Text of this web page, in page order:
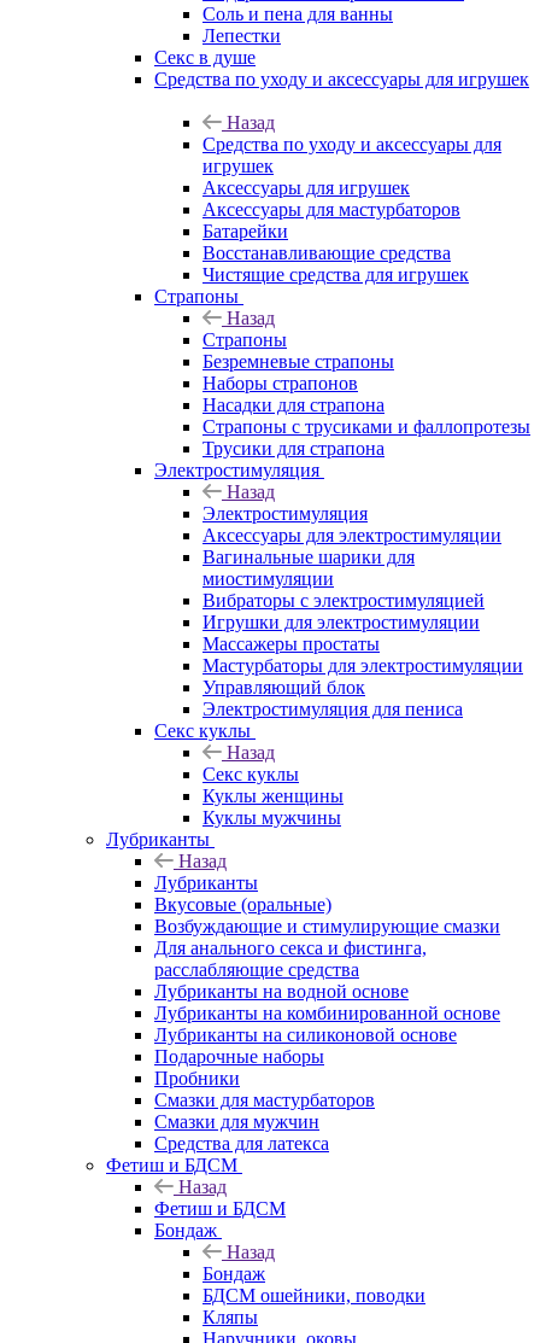
Соль и пена для ванны
Лепестки
Секс в душе
Средства по уходу и аксессуары для игрушек
Назад
Средства по уходу и аксессуары для
игрушек
Аксессуары для игрушек
Аксессуары для мастурбаторов
Батарейки
Восстанавливающие средства
Чистящие средства для игрушек
Страпоны
Назад
Страпоны
Безремневые страпоны
Наборы страпонов
Насадки для страпона
Страпоны с трусиками и фаллопротезы
Трусики для страпона
Электростимуляция
Назад
Электростимуляция
Аксессуары для электростимуляции
Вагинальные шарики для
миостимуляции
Вибраторы с электростимуляцией
Игрушки для электростимуляции
Массажеры простаты
Мастурбаторы для электростимуляции
Управляющий блок
Электростимуляция для пениса
Секс куклы
Назад
Секс куклы
Куклы женщины
Куклы мужчины
Лубриканты
Назад
Лубриканты
Вкусовые (оральные)
Возбуждающие и стимулирующие смазки
Для анального секса и фистинга,
расслабляющие средства
Лубриканты на водной основе
Лубриканты на комбинированной основе
Лубриканты на силиконовой основе
Подарочные наборы
Пробники
Смазки для мастурбаторов
Смазки для мужчин
Средства для латекса
Фетиш и БДСМ
Назад
Фетиш и БДСМ
Бондаж
Назад
Бондаж
БДСМ ошейники, поводки
Кляпы
Наручники, оковы